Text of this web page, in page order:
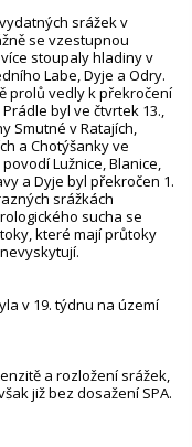
srážek v
se vzestupnou
stoupaly hladiny v
Labe, Dyje a Odry.
vedly k překročení
byl ve čtvrtek 13.,
Smutné v Ratajích,
a Chotýšanky ve
povodí Lužnice, Blanice,
a Dyje byl překročen 1.
srážkách
sucha se
které mají průtoky
v 19. týdnu na území
a rozložení srážek,
již bez dosažení SPA.